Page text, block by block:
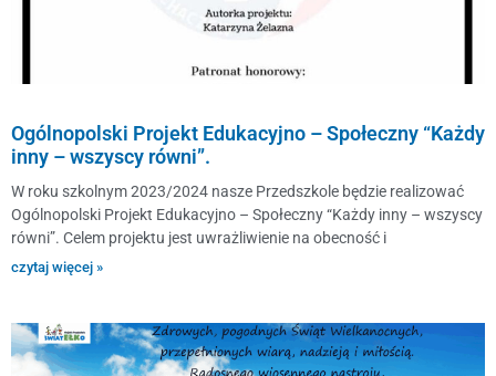
Ogólnopolski Projekt Edukacyjno – Społeczny “Każdy
inny – wszyscy równi”.
W roku szkolnym 2023/2024 nasze Przedszkole będzie realizować
Ogólnopolski Projekt Edukacyjno – Społeczny “Każdy inny – wszyscy
równi”. Celem projektu jest uwrażliwienie na obecność i
czytaj więcej »